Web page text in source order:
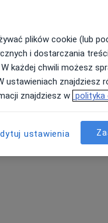
Ndz,
9 Sie
Pon,
10 Sie
plików cookie (lub
i dostarczania
każdej chwili możesz
ustawieniach znajdziesz
znajdziesz w polityka
ustawienia